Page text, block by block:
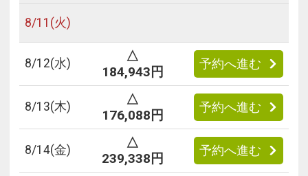
8/11 (火)
8/12(水)
△
184,943円
予約へ進む
8/13(木)
△
176,088円
予約へ進む
8/14(金)
△
239,338円
予約へ進む